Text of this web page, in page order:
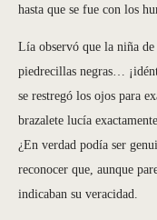
hasta que se fue con los
Lía observó que la niña
piedrecillas negras…
se restregó los ojos para
brazalete lucía
¿En verdad podía ser
reconocer que, aunque
indicaban su veracidad.